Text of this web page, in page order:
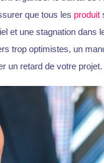
que tous les produit
et une stagnation
trop optimistes, un
un retard de votre projet.